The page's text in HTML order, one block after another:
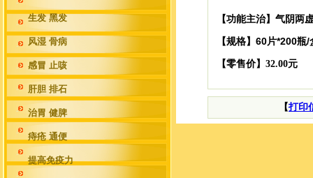
生发 黑发
风湿 骨病
感冒 止咳
肝胆 排石
治胃 健脾
痔疮 通便
提高免疫力
【功能主治】 气阴两
【规格】 60片*200瓶/
【零售价】32.00元
【打印